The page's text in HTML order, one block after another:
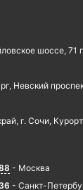
шоссе, 71
Невский
г. Сочи,
- Москва
- Санкт-